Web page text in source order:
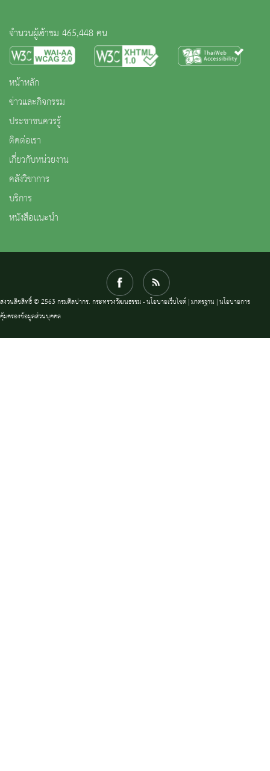
จำนวนผู้เข้าชม 465,448 คน
หน้าหลัก
ข่าวและกิจกรรม
ประชาชนควรรู้
ติดต่อเรา
เกี่ยวกับหน่วยงาน
คลังวิชาการ
บริการ
หนังสือแนะนำ
สงวนลิขสิทธิ์ © 2563 กรมศิลปากร. กระทรวงวัฒนธรรม -นโยบายเว็บไซต์|มาตรฐาน |นโยบายการ
คุ้มครองข้อมูลส่วนบุคคล